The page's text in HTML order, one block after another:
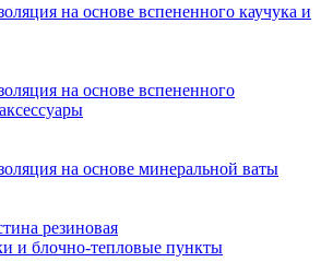
на основе вспененного каучука и
на основе вспененного
на основе минеральной ваты
резиновая
и блочно-тепловые пункты